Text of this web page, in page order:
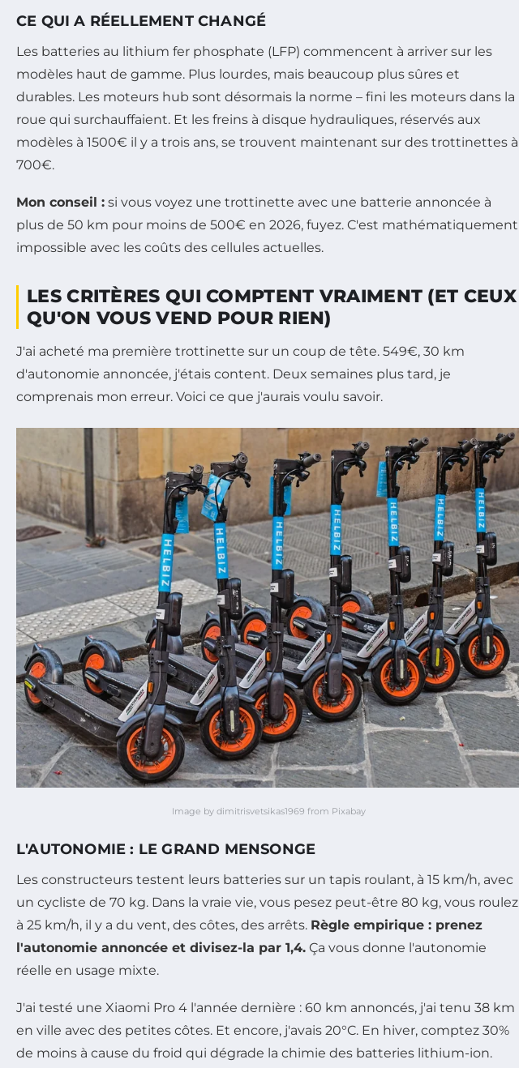
CE QUI A RÉELLEMENT CHANGÉ
Les batteries au lithium fer phosphate (LFP) commencent à arriver sur les
modèles haut de gamme. Plus lourdes, mais beaucoup plus sûres et
durables. Les moteurs hub sont désormais la norme – fini les moteurs dans la
roue qui surchauffaient. Et les freins à disque hydrauliques, réservés aux
modèles à 1500€ il y a trois ans, se trouvent maintenant sur des trottinettes à
700€.
Mon conseil : si vous voyez une trottinette avec une batterie annoncée à
plus de 50 km pour moins de 500€ en 2026, fuyez. C'est mathématiquement
impossible avec les coûts des cellules actuelles.
LES CRITÈRES QUI COMPTENT VRAIMENT (ET CEUX
QU'ON VOUS VEND POUR RIEN)
J'ai acheté ma première trottinette sur un coup de tête. 549€, 30 km
d'autonomie annoncée, j'étais content. Deux semaines plus tard, je
comprenais mon erreur. Voici ce que j'aurais voulu savoir.
Image by dimitrisvetsikas1969 from Pixabay
L'AUTONOMIE : LE GRAND MENSONGE
Les constructeurs testent leurs batteries sur un tapis roulant, à 15 km/h, avec
un cycliste de 70 kg. Dans la vraie vie, vous pesez peut-être 80 kg, vous roulez
à 25 km/h, il y a du vent, des côtes, des arrêts. Règle empirique : prenez
l'autonomie annoncée et divisez-la par 1,4. Ça vous donne l'autonomie
réelle en usage mixte.
J'ai testé une Xiaomi Pro 4 l'année dernière : 60 km annoncés, j'ai tenu 38 km
en ville avec des petites côtes. Et encore, j'avais 20°C. En hiver, comptez 30%
de moins à cause du froid qui dégrade la chimie des batteries lithium-ion.